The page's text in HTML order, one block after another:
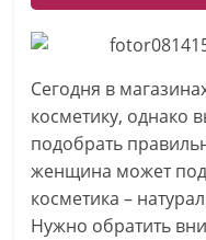
Сегодня в
косметику, однако
подобрать
женщина может
косметика –
Нужно обратить